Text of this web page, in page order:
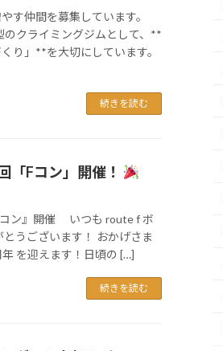
す仲間を募集しています。
クライミングジムとして、**
り」**を大切にしています。
続きを読む
「Fコン」開催！
ン』開催 いつも route f ボ
うございます！ おかげさま
を迎えます！日頃の […]
続きを読む